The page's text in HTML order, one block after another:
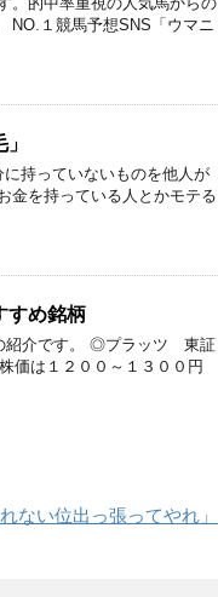
NO.１競馬予想SNS「ウマニ
持っていないものを他人が
金を持っている人とかモテる
め銘柄
紹介です。 ◎プラッツ 東証
価は１２００～１３００円
ない位出っ張ってやれ」